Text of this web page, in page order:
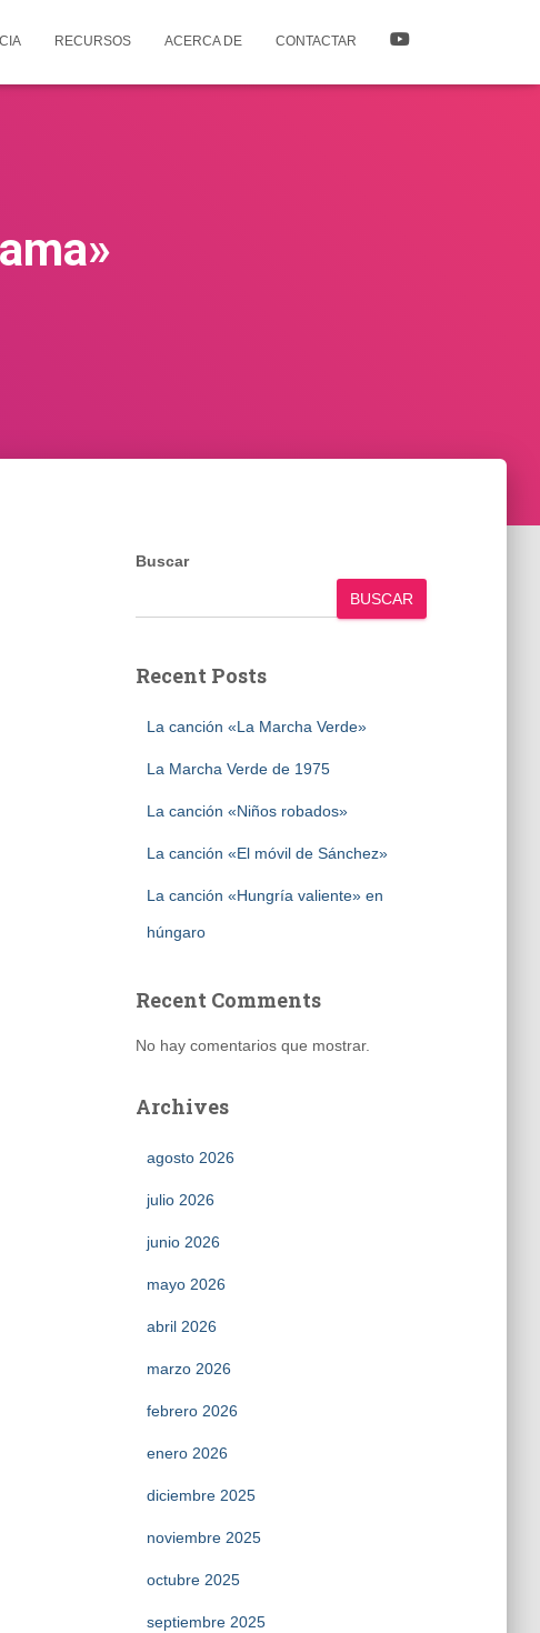
RECURSOS ACERCA DE CONTACTAR
Buscar
BUSCAR
Recent Posts
La canción «La Marcha Verde»
La Marcha Verde de 1975
La canción «Niños robados»
La canción «El móvil de Sánchez»
La canción «Hungría valiente» en
húngaro
Recent Comments
No hay comentarios que mostrar.
Archives
agosto 2026
julio 2026
junio 2026
mayo 2026
abril 2026
marzo 2026
febrero 2026
enero 2026
diciembre 2025
noviembre 2025
octubre 2025
septiembre 2025